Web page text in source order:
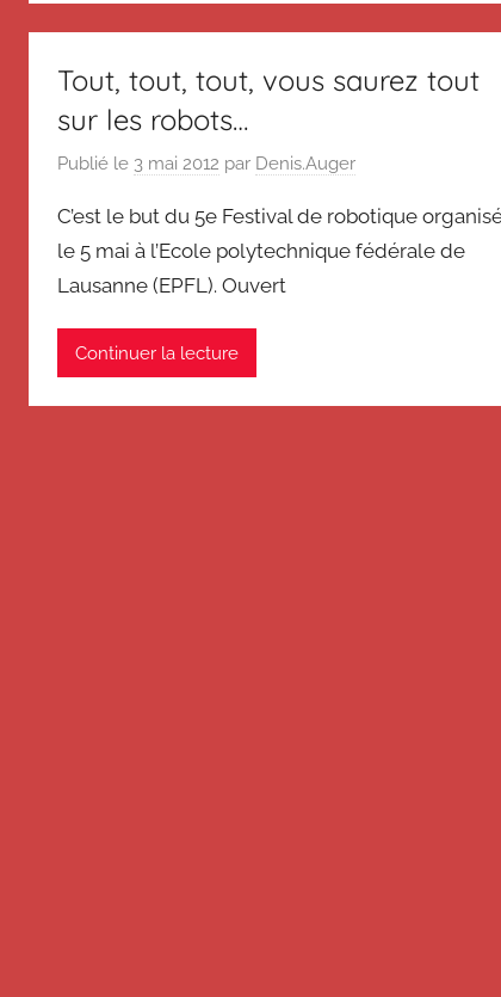
Suisse
Magazine
SuisseTout, tout, tout, vous saurez tout
sur les robots…
Publié le 3 mai 2012 par Denis.Auger
C’est le but du 5e Festival de robotique
le 5 mai à l’Ecole polytechnique fédérale de
Lausanne (EPFL). Ouvert
Continuer la lecture